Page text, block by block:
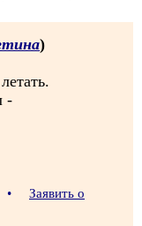
)
-
•
Заявить о